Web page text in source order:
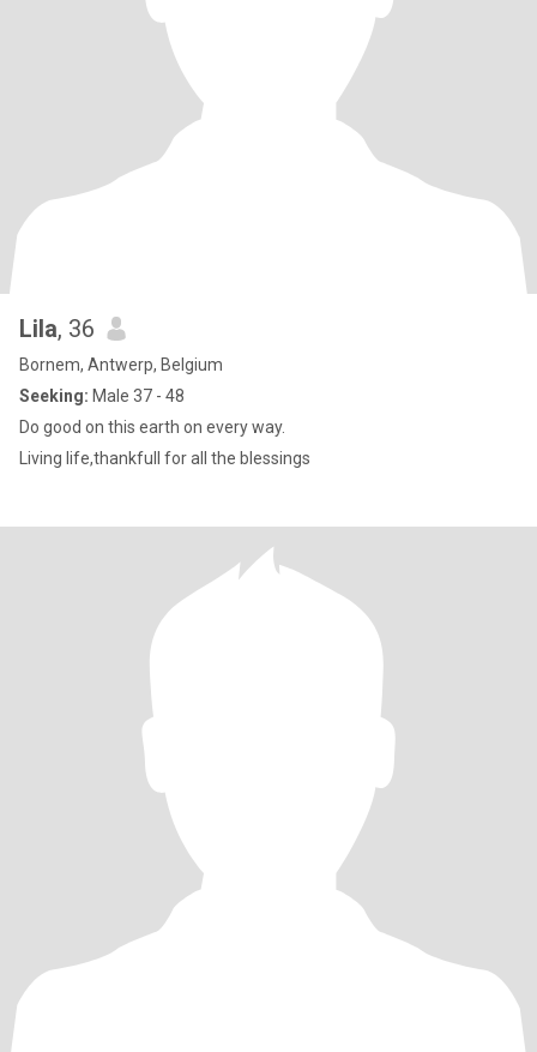
Lila, 36
Bornem, Antwerp, Belgium
Seeking: Male 37 - 48
Do good on this earth on every way.
Living life,thankfull for all the blessings